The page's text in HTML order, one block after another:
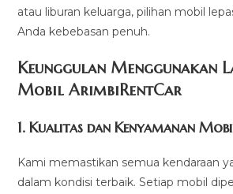
atau liburan keluarga, pilihan mobil
Anda kebebasan penuh.
Keunggulan Menggunakan
Mobil ArimbiRentCar
1.Kualitas dan Kenyamanan
Kami memastikan semua kendaraan
dalam kondisi terbaik. Setiap mobil